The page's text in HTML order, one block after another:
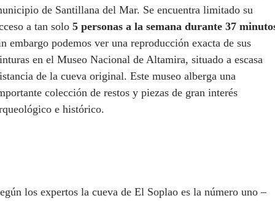
de Santillana del Mar. Se encuentra limitado su
a tan solo 5 personas a la semana durante 37
embargo podemos ver una reproducción exacta de sus
en el Museo Nacional de Altamira, situado a escasa
de la cueva original. Este museo alberga una
colección de restos y piezas de gran interés
e histórico.
los expertos la cueva de El Soplao es la número uno –